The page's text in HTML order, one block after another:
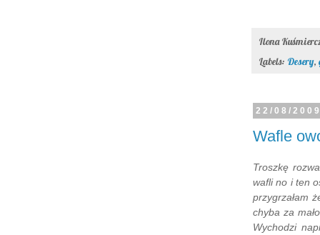
Ilona
Labels: Desery,
22/08/
Wafle
Troszkę
wafli no i ten
przygrzałam
chyba za
Wychodzi